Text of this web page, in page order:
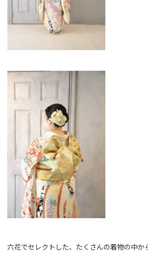
六花でセレクトした、たくさんの着物の中か